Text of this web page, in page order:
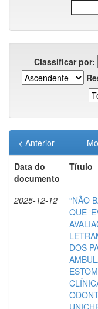
Classificar por:
< Anterior
Data do
documento
Título
2025-12-12
“NÃO
QUE
DOS